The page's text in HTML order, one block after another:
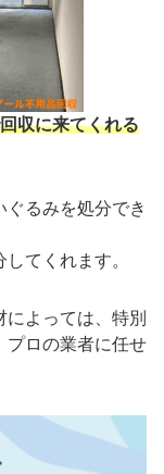
収に来てくれる
ぐるみを処分でき
てくれます。
よっては、特別
プロの業者に任せ